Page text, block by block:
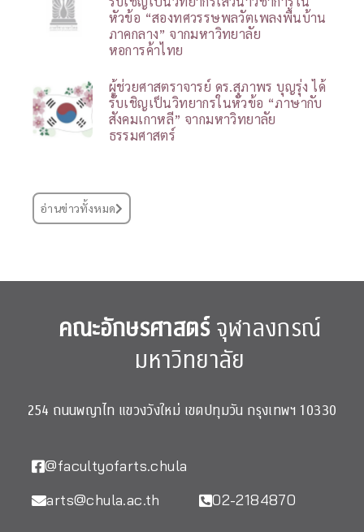
หัวข้อ “สองทศวรรษพลวัตเพลงพื้นบ้าน
ภาคกลาง” จากมหาวิทยาลัย
หอการค้าไทย
ผู้ช่วยศาสตราจารย์ ดร.สุภาพร บุญรุ่ง ได้
รับเชิญเป็นวิทยากรในหัวข้อ “ภาษากับ
สังคมเกาหลี” จากมหาวิทยาลัย
ธรรมศาสตร์
อ่านข่าวทั้งหมด
คณะอักษรศาสตร์จุฬาลงกรณ์
มหาวิทยาลัย
254 ถนนพญาไท แขวงวังใหม่ เขตปทุมวัน กรุงเทพฯ 10330
@facultyofarts.chula
arts@chula.ac.th
02-2184870